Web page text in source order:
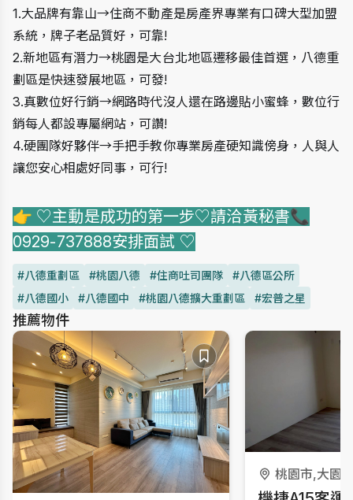
1.大品牌有靠山→住商不動產是房產界專業有口碑大型加盟
系統，牌子老品質好，可靠!
2.新地區有潛力→桃園是大台北地區遷移最佳首選，八德重
劃區是快速發展地區，可發!
3.真數位好行銷→網路時代沒人還在路邊貼小蜜蜂，數位行
銷每人都設專屬網站，可讚!
4.硬團隊好夥伴→手把手教你專業房產硬知識傍身，人與人
讓您安心相處好同事，可行!
👉 ♡主動是成功的第一步♡請洽黃秘書📞
0929-737888安排面試 ♡
#八德重劃區 #桃園八德 #住商吐司團隊
#八德區公所
#八德國小
#八德國中 #桃園八德擴大重劃區 #宏普之星
推薦物件
桃園市,大園